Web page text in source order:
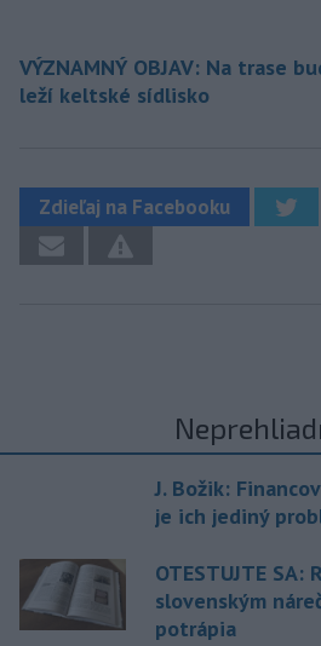
VÝZNAMNÝ OBJAV: Na trase
leží keltské sídlisko
Zdieľaj na Facebooku
J. Božik:
je ich jediný
OTESTUJTE SA:
slovenským
potrápia